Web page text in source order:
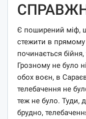
Є поширений міф,
стежити в прямому
починається
Грозному не було
обох воєн, в
телебачення не
теж не було. Туди,
брудно,